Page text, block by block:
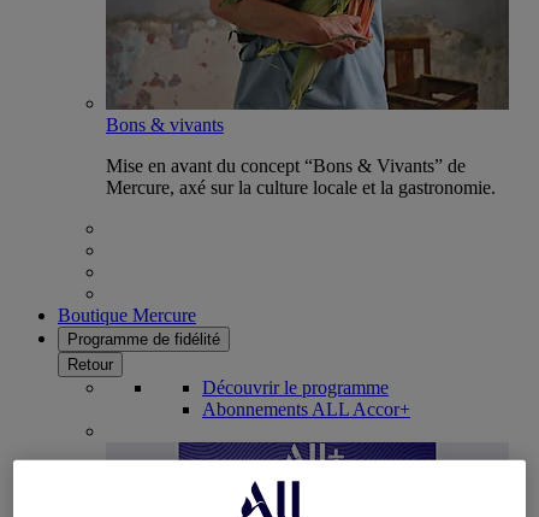
Bons & vivants
Mise en avant du concept “Bons & Vivants” de
Mercure, axé sur la culture locale et la gastronomie.
Boutique Mercure
Programme de fidélité
Retour
Découvrir le programme
Abonnements ALL Accor+